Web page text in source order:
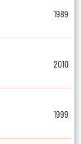
1989
2010
1999